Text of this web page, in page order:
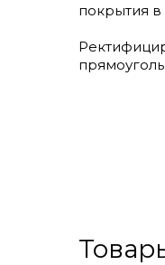
покрытия